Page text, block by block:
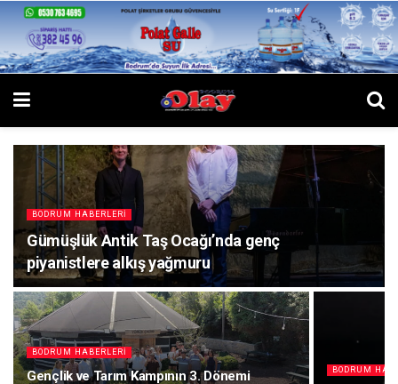
BODRUM HABERLERI
Gümüşlük Antik Taş Ocağı’nda genç
piyanistlere alkış yağmuru
BODRUM HABERLERI
Gençlik ve Tarım Kampının 3. Dönemi
BODRUM